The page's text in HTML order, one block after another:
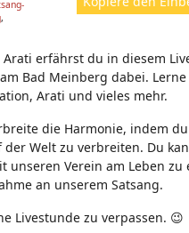
,
erfährst du in diesem
Bad Meinberg dabei. Lerne
Arati und vieles mehr.
die Harmonie, indem
der Welt zu verbreiten. Du
Verein am Leben zu
an unserem Satsang.
Livestunde zu verpassen. 😉